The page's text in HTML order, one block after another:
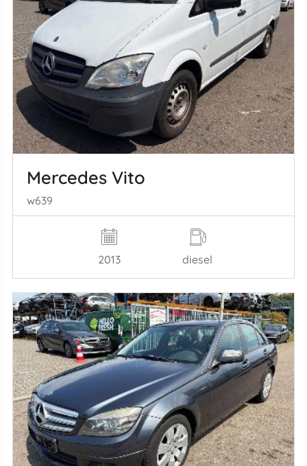
Mercedes Vito
w639
2013 diesel